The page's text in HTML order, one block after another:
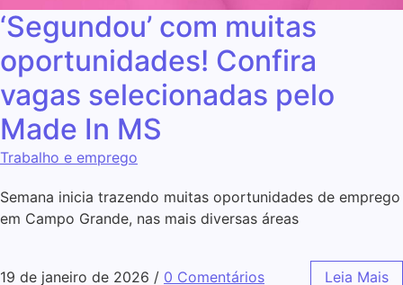
‘Segundou’ com muitas
oportunidades! Confira
vagas selecionadas pelo
Made In MS
Trabalho e emprego
Semana inicia trazendo muitas oportunidades de emprego
em Campo Grande, nas mais diversas áreas
19 de janeiro de 2026 / 0 Comentários Leia Mais